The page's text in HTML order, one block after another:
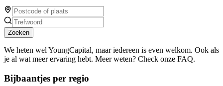
Zoeken
We heten wel YoungCapital, maar iedereen is even welkom. Ook als
je al wat meer ervaring hebt. Meer weten? Check onze FAQ.
Bijbaantjes per regio